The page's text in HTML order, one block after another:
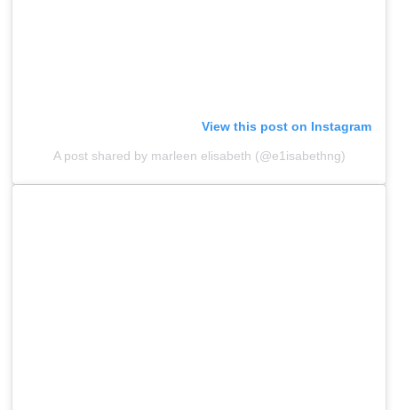
View this post on Instagram
A post shared by marleen elisabeth (@e1isabethng)